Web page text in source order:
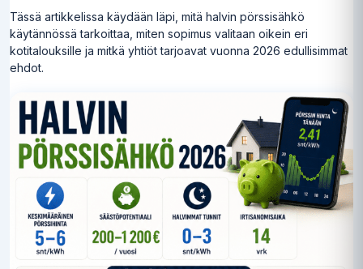
Tässä artikkelissa käydään läpi, mitä halvin pörssisähkö
käytännössä tarkoittaa, miten sopimus valitaan oikein eri
kotitalouksille ja mitkä yhtiöt tarjoavat vuonna 2026 edullisimmat
ehdot.